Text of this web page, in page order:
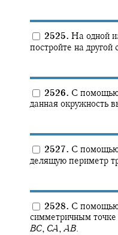
2525. На одной
постройте на другой
2526. С помощью
данная окружность
2527. С помощью
делящую периметр
2528. С помощью
симметричным точке
BC, CA, AB.